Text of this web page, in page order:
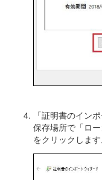
「証明書のイン
保存場所で「ロ
をクリックします